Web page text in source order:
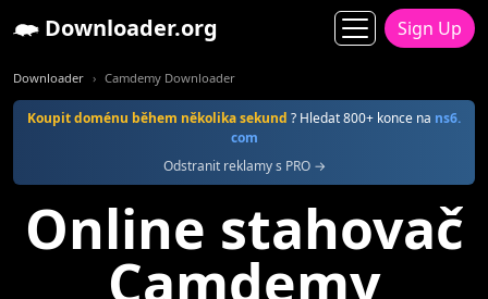
Downloader.org Sign Up
Downloader Camdemy Downloader
Koupit doménu během několika sekund ? Hledat 800+ konce na ns6.
com
Odstranit reklamy s PRO →
Online stahovač
Camdemy